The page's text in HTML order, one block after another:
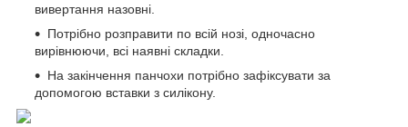
вивертання назовні.
Потрібно розправити по всій нозі, одночасно
вирівнюючи, всі наявні складки.
На закінчення панчохи потрібно зафіксувати за
допомогою вставки з силікону.